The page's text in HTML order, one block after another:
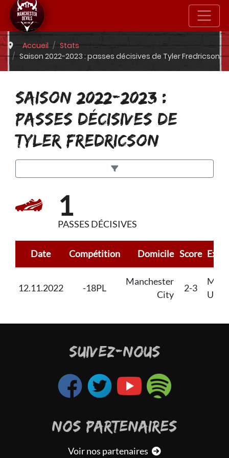
Accueil
Stats
Saison 2022-2023 : passes décisives de Tyler Fredricson
SAISON 2022-2023 :
PASSES DÉCISIVES DE
TYLER FREDRICSON
1
PASSES DÉCISIVES
Date Compétition Domicile Score
12.11.2022 -18PL
Manchester
City
2-3
SUIVEZ-NOUS
NOS PARTENAIRES
Voir nos partenaires